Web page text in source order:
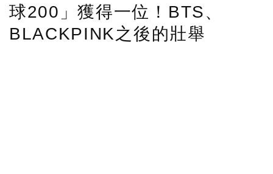
球200」獲得一位！BTS、
BLACKPINK之後的壯舉